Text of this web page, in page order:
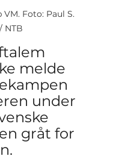
Foto: Paul S.
NTB
melde
under
gråt for